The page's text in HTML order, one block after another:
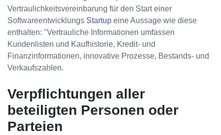
Vertraulichkeitsvereinbarung für den Start einer
Softwareentwicklungs Startup eine Aussage wie diese
enthalten: "Vertrauliche Informationen umfassen
Kundenlisten und Kaufhistorie, Kredit- und
Finanzinformationen, innovative Prozesse, Bestands- und
Verkaufszahlen.
Verpflichtungen aller
beteiligten Personen oder
Parteien